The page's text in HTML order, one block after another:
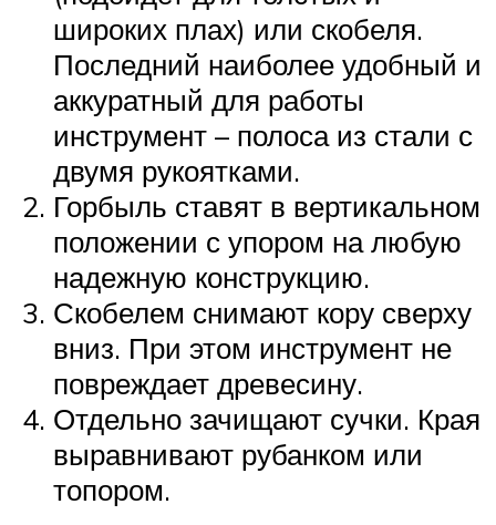
широких плах) или скобеля.
Последний наиболее удобный и
аккуратный для работы
инструмент – полоса из стали с
двумя рукоятками.
Горбыль ставят в вертикальном
положении с упором на любую
надежную конструкцию.
Скобелем снимают кору сверху
вниз. При этом инструмент не
повреждает древесину.
Отдельно зачищают сучки. Края
выравнивают рубанком или
топором.